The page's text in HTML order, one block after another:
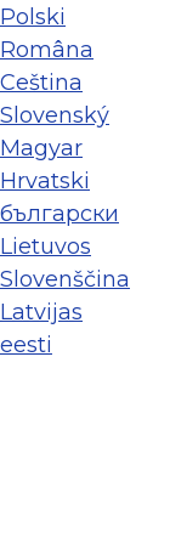
Polski
Româna
Ceština
Slovenský
Magyar
Hrvatski
български
Lietuvos
Slovenščina
Latvijas
eesti